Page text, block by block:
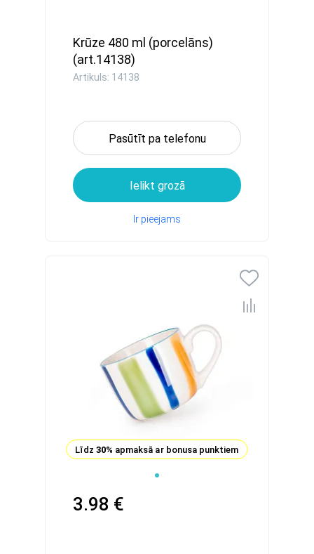
Krūze 480 ml (porcelāns)
(art.14138)
Artikuls: 14138
Pasūtīt pa telefonu
Ielikt grozā
Ir pieejams
Līdz 30% apmaksā ar bonusa punktiem
3.98 €